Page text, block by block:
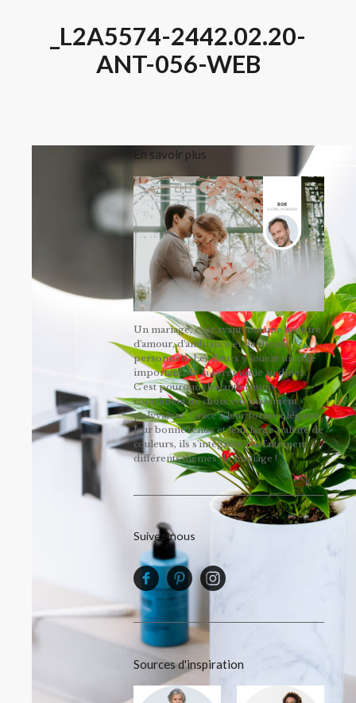
_L2A5574-2442.02.20-
ANT-056-WEB
En savoir plus
Un mariage, c'est avant tout une histoire
d'amour, d'ambiance et de détails
personnels. Les fleurs y jouent un rôle
important, de la cérémonie au dîner.
C’est pourquoi les anthuriums
constituent un choix étonnamment
polyvalent. Grâce à leur forme élégante,
leur bonne tenue et leur large palette de
couleurs, ils s'intègrent parfaitement à
différents thèmes de mariage !
Suivez-nous
Sources d'inspiration